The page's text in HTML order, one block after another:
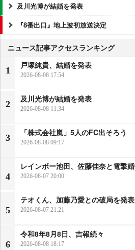
及川光博が結婚を発表
『8番出口』地上波初放送決定
ニュース記事アクセスランキング
1
戸塚純貴、結婚を発表
2026-08-08 17:54
2
及川光博が結婚を発表
2026-08-08 11:34
3
「株式会社嵐」5人のFC出そろう
2026-08-08 09:17
4
レインボー池田、佐藤佳奈と電撃婚
2026-08-07 20:00
5
テオくん、加藤乃愛との破局を発表
2026-08-07 21:21
6
令和8年8月8日、吉報続々
2026-08-08 18:17